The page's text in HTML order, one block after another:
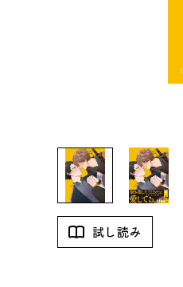
試し読み